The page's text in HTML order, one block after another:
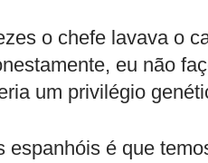
o chefe lavava o
eu não
um privilégio
é que